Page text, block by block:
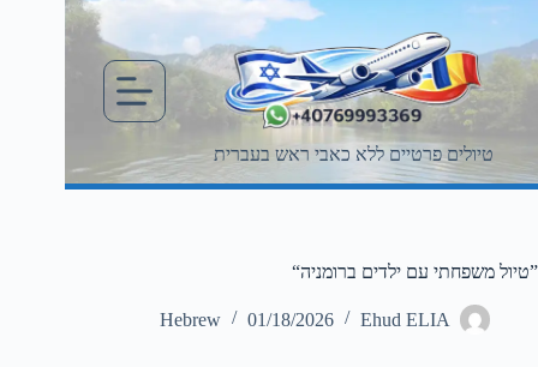
content
טיולים פרטיים ללא כאבי ראש בעברית
”טיול משפחתי עם ילדים ברומניה“
Ehud ELIA
01/18/2026
Hebrew